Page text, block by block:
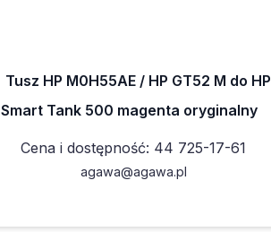
Tusz HP M0H55AE / HP GT52 M do HP
Smart Tank 500 magenta oryginalny
Cena i dostępność: 44 725-17-61
agawa@agawa.pl